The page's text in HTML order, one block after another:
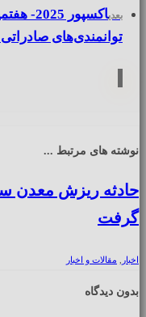
بعدی
اکسپور
توانمندی‌های
نوشته های مرتبط ...
حادثه ریزش معدن
گرفت
اخبار مقالات و اخبار
بدون دیدگاه